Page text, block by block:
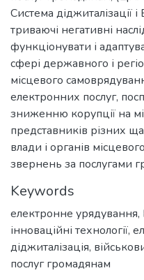
Система діджиталізації
триваючі негативні
функціонувати і
сфері державного і
місцевого
електронних послуг,
зниженню корупції на
представників різних
влади і органів
звернень за послугами
Keywords
електронне урядування,
інноваційні технології,
діджиталізація,
послуг громадянам